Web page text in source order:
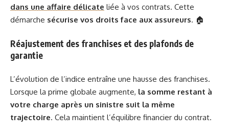
dans une affaire délicate liée à vos contrats. Cette
démarche sécurise vos droits face aux assureurs. 🏠
Réajustement des franchises et des plafonds de
garantie
L’évolution de l’indice entraîne une hausse des franchises.
Lorsque la prime globale augmente, la somme restant à
votre charge après un sinistre suit la même
trajectoire. Cela maintient l’équilibre financier du contrat.